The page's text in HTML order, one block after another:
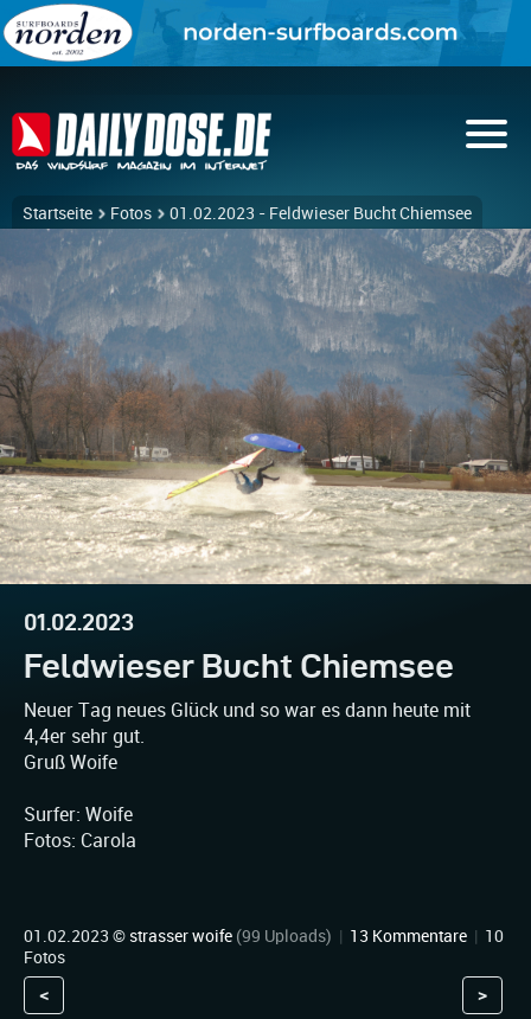
Startseite Fotos 01.02.2023 - Feldwieser Bucht Chiemsee
01.02.2023
Feldwieser Bucht Chiemsee
Neuer Tag neues Glück und so war es dann heute mit
4,4er sehr gut.
Gruß Woife
Surfer: Woife
Fotos: Carola
01.02.2023 © strasser woife (99 Uploads) | 13 Kommentare | 10
Fotos
< >